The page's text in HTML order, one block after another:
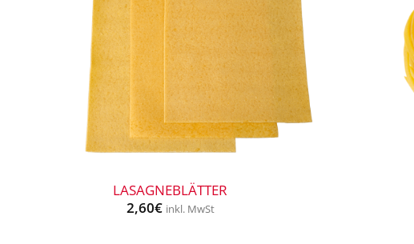
LASAGNEBLÄTTER
2,60€ inkl. MwSt